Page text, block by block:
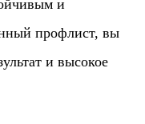
и
профлист, вы
и высокое